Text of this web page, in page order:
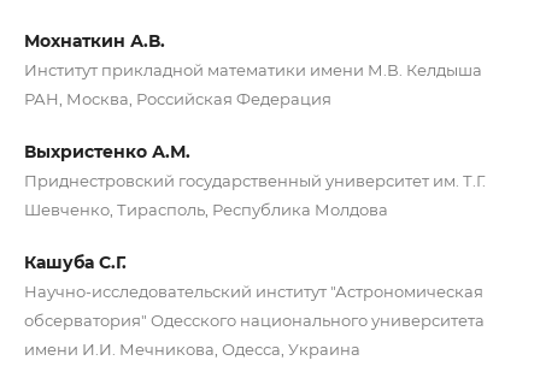
Мохнаткин А.В.
Институт прикладной математики имени М.В. Келдыша
РАН, Москва, Российская Федерация
Выхристенко А.М.
Приднестровский государственный университет им. Т.Г.
Шевченко, Тирасполь, Республика Молдова
Кашуба С.Г.
Научно-исследовательский институт "Астрономическая
обсерватория" Одесского национального университета
имени И.И. Мечникова, Одесса, Украина